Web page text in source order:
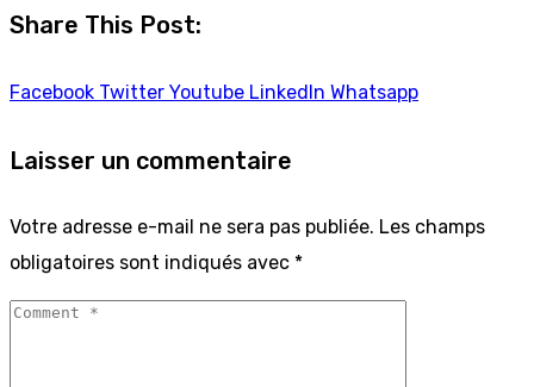
Share This Post:
Facebook Twitter Youtube LinkedIn Whatsapp
Laisser un commentaire
Votre adresse e-mail ne sera pas publiée. Les champs
obligatoires sont indiqués avec *